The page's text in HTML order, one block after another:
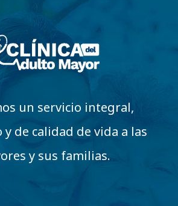
un servicio integral,
de calidad de vida a las
y sus familias.